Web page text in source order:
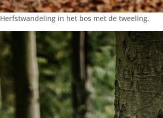
Herfstwandeling in het bos met de tweeling.